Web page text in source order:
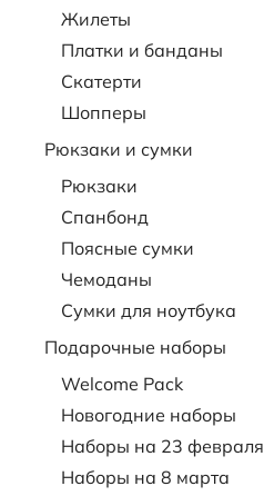
Жилеты
Платки и банданы
Скатерти
Шопперы
Рюкзаки и сумки
Рюкзаки
Спанбонд
Поясные сумки
Чемоданы
Сумки для ноутбука
Подарочные наборы
Welcome Pack
Новогодние наборы
Наборы на 23 февраля
Наборы на 8 марта